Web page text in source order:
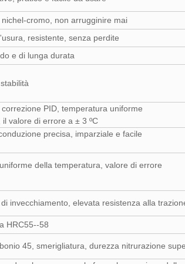
cromo, non arrugginire mai
resistente, senza perdite
e di lunga durata
PID, temperatura uniforme
il valore di errore a ± 3 ºC
precisa, imparziale e facile
della temperatura, valore di errore
invecchiamento, elevata resistenza alla
HRC55--58
45, smerigliatura, durezza nitrurazione